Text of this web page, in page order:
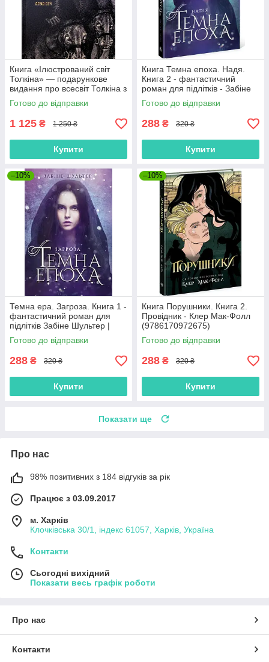
Книга «Ілюстрований світ
Толкіна» — подарункове
видання про всесвіт Толкіна з
ілюстраціями
(9786170997340)
Готово до відправки
1 125 ₴ 1 250 ₴
Купити
Книга Темна епоха. Надя.
Книга 2 - фантастичний
роман для підлітків - Забіне
Шультер (9786170964571)
Готово до відправки
288 ₴ 320 ₴
Купити
–10%
Темна ера. Загроза. Книга 1 -
фантастичний роман для
підлітків Забіне Шультер |
9786170964564
Готово до відправки
288 ₴ 320 ₴
Купити
–10%
Книга Порушники. Книга 2.
Провідник - Клер Мак-Фолл
(9786170972675)
Готово до відправки
288 ₴ 320 ₴
Купити
Показати ще
Про нас
98% позитивних з 184 відгуків за рік
Працює з 03.09.2017
м. Харків
Клочківська 30/1, індекс 61057, Харків, Україна
Контакти
Сьогодні вихідний
Показати весь графік роботи
Про нас
Контакти